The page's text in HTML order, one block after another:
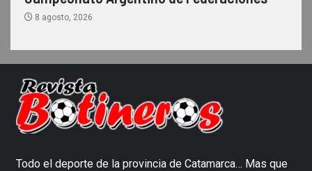
8 agosto, 2026
Todo el deporte de la provincia de Catamarca… Mas que